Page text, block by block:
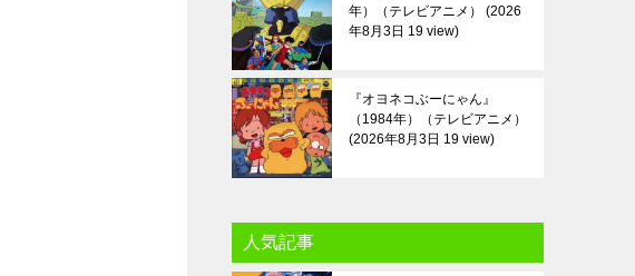
年）（テレビアニメ）
2026
年8月3日 19 view
『オヨネコぶーにゃん』
（1984年）（テレビアニメ）
2026年8月3日 19 view
人気記事